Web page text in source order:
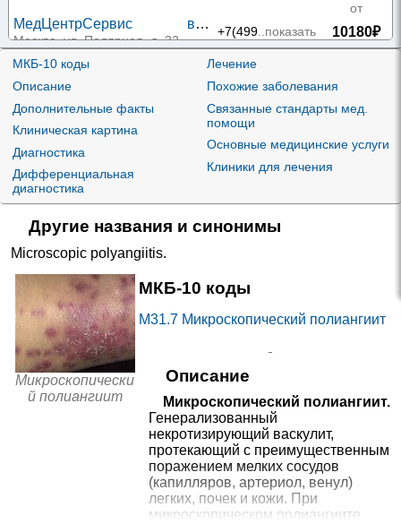
МедЦентрСервис в
Медведково
Москва, ул. Полярная, д. 32
+7(499 ..показать
от
10180₽
Госпиталь для ветеранов
+7(499..показать
10600₽
Детская поликлиника №1 в
Пушкино на Московском
проспекте
Пушкино, Московский пр-т, д. 40
Районная больница им.
Розанова в Пушкино на
Авиационной
Пушкино, ул. Авиационная, д. 35
Андреевские больницы в
Мытищах
Мытищи, Олимпийский пр-т, д.
29
..показать
Семейная поликлиника
№5 в Мытищах на
Мытищи, ул. Колпакова, д. 41
+7(499..показать
16655₽
Запись
Сергиево-Посадская
районная больница на
Сергиев Посад, Новоугличское
+7(496..показать
от 8705₽
Запись
МКБ-10 коды
Описание
Дополнительные факты
Клиническая картина
Диагностика
Дифференциальная
диагностика
Лечение
Похожие заболевания
Связанные стандарты мед.
помощи
Основные медицинские услуги
Клиники для лечения
Другие названия и синонимы
Microscopic polyangiitis.
Микроскопически
й полиангиит
МКБ-10 коды
M31.7 Микроскопический полиангиит
Описание
Микроскопический полиангиит.
Генерализованный
некротизирующий васкулит,
протекающий с преимущественным
поражением мелких сосудов
(капилляров, артериол, венул)
легких, почек и кожи. При
микроскопическом полиангиите